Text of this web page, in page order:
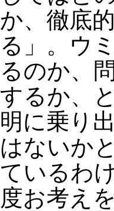
か、徹底
る」。ウ
るのか、
するか、
明に乗り
はないか
ているわ
度お考え